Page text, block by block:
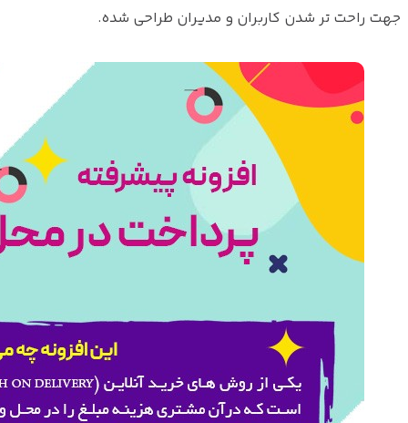
جهت راحت تر شدن کاربران و مدیران طراحی شده.